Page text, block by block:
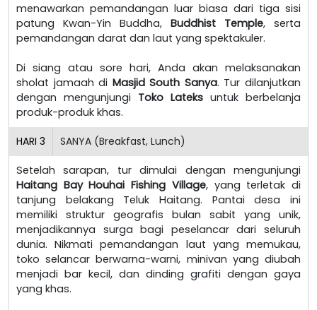
menawarkan pemandangan luar biasa dari tiga sisi
patung Kwan-Yin Buddha, Buddhist Temple, serta
pemandangan darat dan laut yang spektakuler.
Di siang atau sore hari, Anda akan melaksanakan
sholat jamaah di Masjid South Sanya. Tur dilanjutkan
dengan mengunjungi Toko Lateks untuk berbelanja
produk-produk khas.
HARI 3 SANYA (Breakfast, Lunch)
Setelah sarapan, tur dimulai dengan mengunjungi
Haitang Bay Houhai Fishing Village, yang terletak di
tanjung belakang Teluk Haitang. Pantai desa ini
memiliki struktur geografis bulan sabit yang unik,
menjadikannya surga bagi peselancar dari seluruh
dunia. Nikmati pemandangan laut yang memukau,
toko selancar berwarna-warni, minivan yang diubah
menjadi bar kecil, dan dinding grafiti dengan gaya
yang khas.